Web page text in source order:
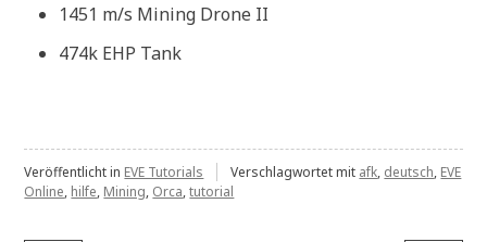
1451 m/s Mining Drone II
474k EHP Tank
Veröffentlicht in EVE Tutorials Verschlagwortet mit afk, deutsch, EVE
Online, hilfe, Mining, Orca,tutorial